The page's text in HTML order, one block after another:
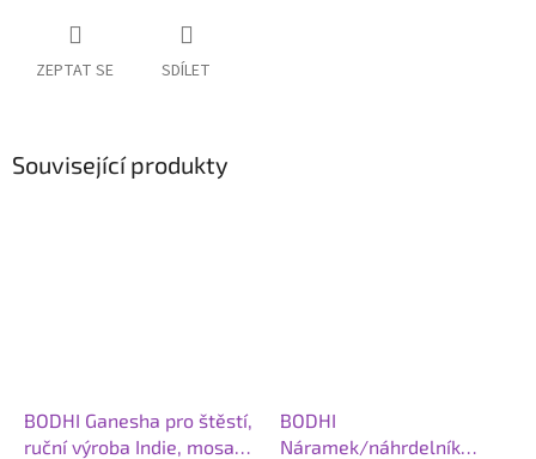
ZEPTAT SE SDÍLET
Související produkty
BODHI Ganesha pro štěstí,
ruční výroba Indie, mosaz,
BODHI
Náramek/náhrdelník